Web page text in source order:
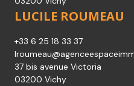
LUCILE ROUMEAU
+33 6 25 18 33 37
37 bis avenue Victoria
03200 Vichy